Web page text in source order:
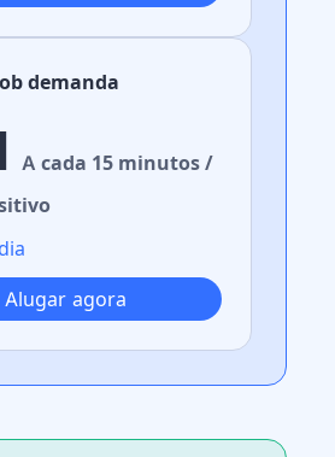
demanda
A cada 15 minutos /
Alugar agora